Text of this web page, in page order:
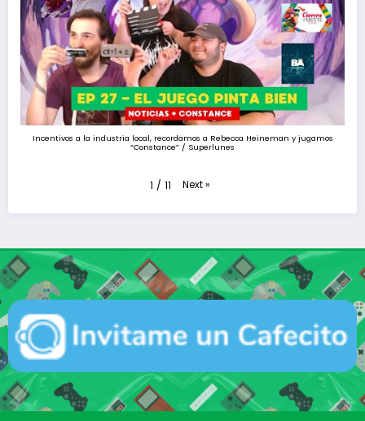
Incentivos a la industria local, recordamos a Rebecca Heineman y jugamos
“Constance” / Superlunes
1 / 11 Next»